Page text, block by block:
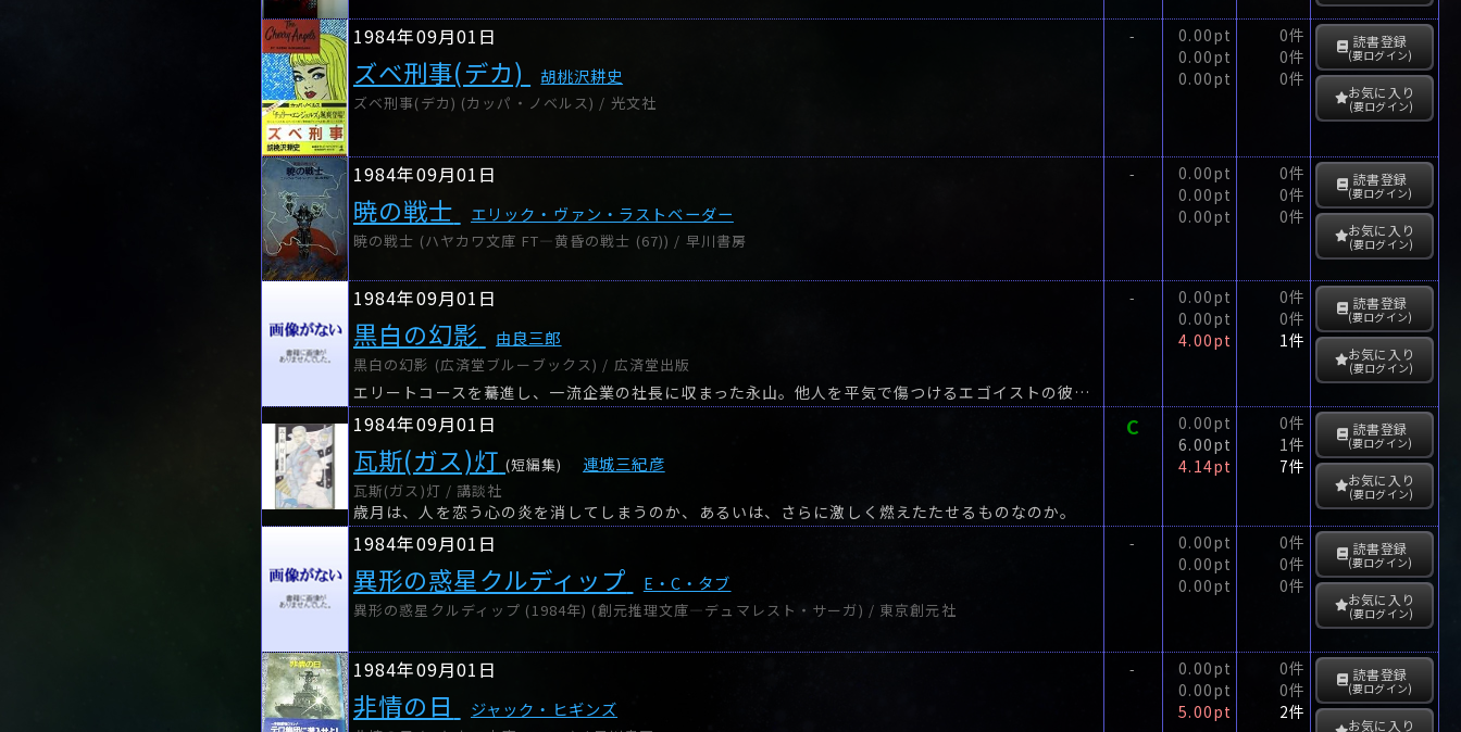
1984年09月01日
ズベ刑事(デカ) 胡桃沢耕史
ズベ刑事(デカ) (カッパ・ノベルス) / 光文社
-
0.00pt
0.00pt
0.00pt
0件
0件
0件
読書登録
(要ログイン)
お気に入り
(要ログイン)
1984年09月01日
暁の戦士 エリック・ヴァン・ラストベーダー
暁の戦士 (ハヤカワ文庫 FT―黄昏の戦士 (67)) / 早川書房
-
0.00pt
0.00pt
0.00pt
0件
0件
0件
読書登録
(要ログイン)
お気に入り
(要ログイン)
1984年09月01日
黒白の幻影 由良三郎
黒白の幻影 (広済堂ブルーブックス) / 広済堂出版
エリートコースを驀進し、一流企業の社長に収まった永山。他人を平気で傷つけるエゴイストの彼に、突然旧友の梶田が尋ねてきた。
-
0.00pt
0.00pt
4.00pt
0件
0件
1件
読書登録
(要ログイン)
お気に入り
(要ログイン)
1984年09月01日
瓦斯(ガス)灯 (短編集) 連城三紀彦
瓦斯(ガス)灯 / 講談社
歳月は、人を恋う心の炎を消してしまうのか、あるいは、さらに激しく燃えたたせるものなのか。
C
0.00pt
6.00pt
4.14pt
0件
1件
7件
読書登録
(要ログイン)
お気に入り
(要ログイン)
1984年09月01日
異形の惑星クルディップ E・C・タブ
異形の惑星クルディップ (1984年) (創元推理文庫―デュマレスト・サーガ) / 東京創元社
-
0.00pt
0.00pt
0.00pt
0件
0件
0件
読書登録
(要ログイン)
お気に入り
(要ログイン)
1984年09月01日
非情の日 ジャック・ヒギンズ
-
0.00pt
0.00pt
5.00pt
0件
0件
2件
読書登録
(要ログイン)
お気に入り